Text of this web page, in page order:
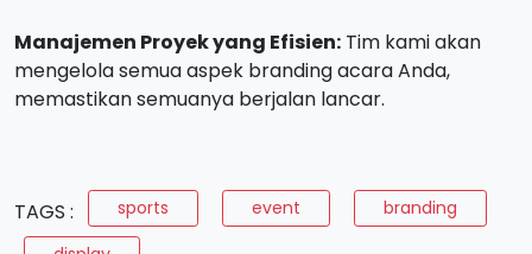
Manajemen Proyek yang Efisien: Tim kami akan
mengelola semua aspek branding acara Anda,
memastikan semuanya berjalan lancar.
TAGS : sports event
branding